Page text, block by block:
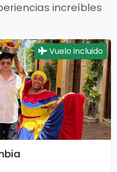
increíbles
Vuelo incluido